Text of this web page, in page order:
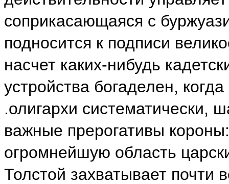
соприкасающаяся с
подносится к подписи
насчет каких-нибудь
устройства богаделен,
.олигархи систематически,
важные прерогативы
огромнейшую область
Толстой захватывает почти